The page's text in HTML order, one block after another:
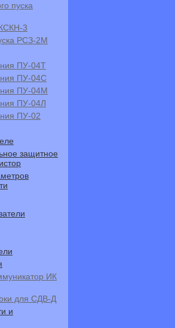
пуска
3
РСЗ-2М
ПУ-04Т
ПУ-04С
ПУ-04M
ПУ-04Л
ПУ-02
защитное
ИК
для СДВ-Д
и